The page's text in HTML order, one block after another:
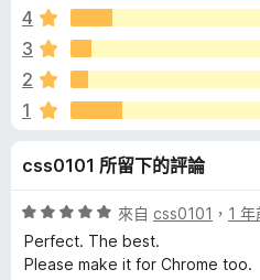
l
e
T
a
b
滿
5
4
3
2
1
css0101 所留下的評論
評
價
5
來自 css0101 ， 1 年
Perfect. The best.
Please make it for Chrome too.